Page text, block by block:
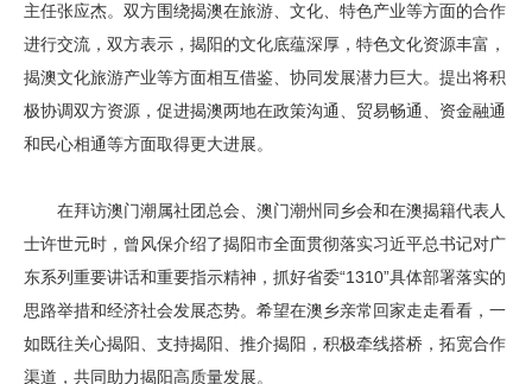
主任张应杰。双方围绕揭澳在旅游、文化、特色产业等方面的合作
进行交流，双方表示，揭阳的文化底蕴深厚，特色文化资源丰富，
揭澳文化旅游产业等方面相互借鉴、协同发展潜力巨大。提出将积
极协调双方资源，促进揭澳两地在政策沟通、贸易畅通、资金融通
和民心相通等方面取得更大进展。
在拜访澳门潮属社团总会、澳门潮州同乡会和在澳揭籍代表人
士许世元时，曾风保介绍了揭阳市全面贯彻落实习近平总书记对广
东系列重要讲话和重要指示精神，抓好省委“1310”具体部署落实的
思路举措和经济社会发展态势。希望在澳乡亲常回家走走看看，一
如既往关心揭阳、支持揭阳、推介揭阳，积极牵线搭桥，拓宽合作
渠道，共同助力揭阳高质量发展。